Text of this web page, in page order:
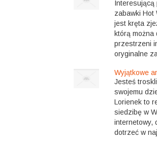
Interesującą
zabawki Hot
jest kręta
którą można
przestrzeni
oryginalne
Wyjątkowe
Jesteś
swojemu
Lorienek to
siedzibę w
internetowy,
dotrzeć w